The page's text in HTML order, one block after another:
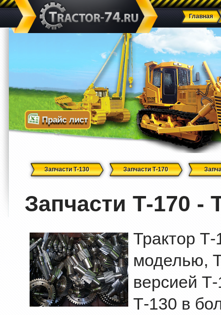
Главная
Запчасти Т-130 Запчасти Т-170
Прайс лист
Запчасти Т-170 -
Трактор Т-
моделью,
версией
Т-130 в